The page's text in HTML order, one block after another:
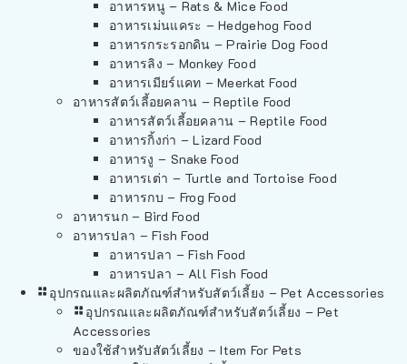
อาหารหนู – Rats & Mice Food
อาหารเม่นแคระ – Hedgehog Food
อาหารกระรอกดิน – Prairie Dog Food
อาหารลิง – Monkey Food
อาหารเมียร์แคท – Meerkat Food
อาหารสัตว์เลี้อยคลาน – Reptile Food
อาหารสัตว์เลี้อยคลาน – Reptile Food
อาหารกิ้งก่า – Lizard Food
อาหารงู – Snake Food
อาหารเต่า – Turtle and Tortoise Food
อาหารกบ – Frog Food
อาหารนก – Bird Food
อาหารปลา – Fish Food
อาหารปลา – Fish Food
อาหารปลา – All Fish Food
อุปกรณและผลิตภัณฑ์สำหรับสัตว์เลี้ยง – Pet Accessories
อุปกรณและผลิตภัณฑ์สำหรับสัตว์เลี้ยง – Pet
Accessories
ของใช้สำหรับสัตว์เลี้ยง – Item For Pets